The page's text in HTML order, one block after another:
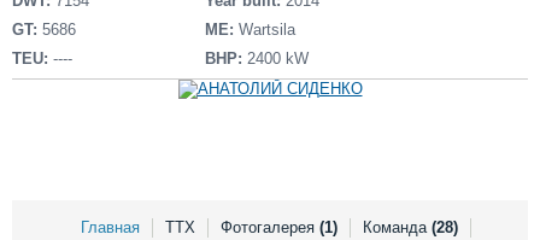
Новости
Компании
Репутация
Продажа флота
Оборудование
Изделия
GT: 5686
TEU: ----
ME: Wartsila
BHP: 2400 kW
Главная ТТХ Фотогалерея (1) Команда (28)